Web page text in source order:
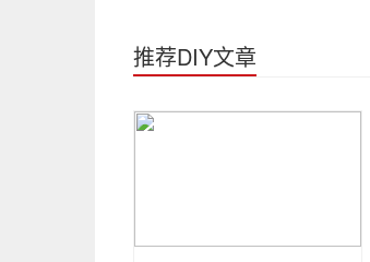
推荐DIY文章